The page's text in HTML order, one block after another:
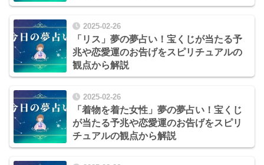
2025-02-26
「リス」夢の夢占い！宝くじが当たる予
兆や恋愛運のお告げをスピリチュアルの
観点から解説
2025-02-26
「着物を着た女性」夢の夢占い！宝くじ
が当たる予兆や恋愛運のお告げをスピリ
チュアルの観点から解説